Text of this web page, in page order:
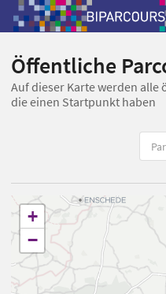
Öffentliche
Auf dieser Karte werden alle
die einen Startpunkt haben
+
−